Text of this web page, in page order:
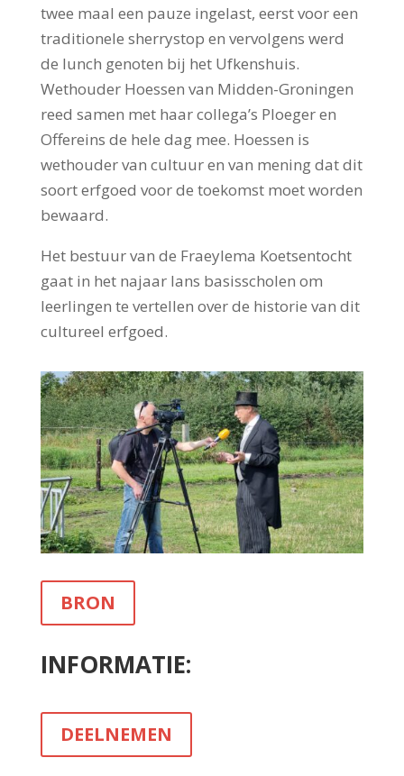
twee maal een pauze ingelast, eerst voor een
traditionele sherrystop en vervolgens werd
de lunch genoten bij het Ufkenshuis.
Wethouder Hoessen van Midden-Groningen
reed samen met haar collega’s Ploeger en
Offereins de hele dag mee. Hoessen is
wethouder van cultuur en van mening dat dit
soort erfgoed voor de toekomst moet worden
bewaard.
Het bestuur van de Fraeylema Koetsentocht
gaat in het najaar lans basisscholen om
leerlingen te vertellen over de historie van dit
cultureel erfgoed.
BRON
INFORMATIE:
DEELNEMEN